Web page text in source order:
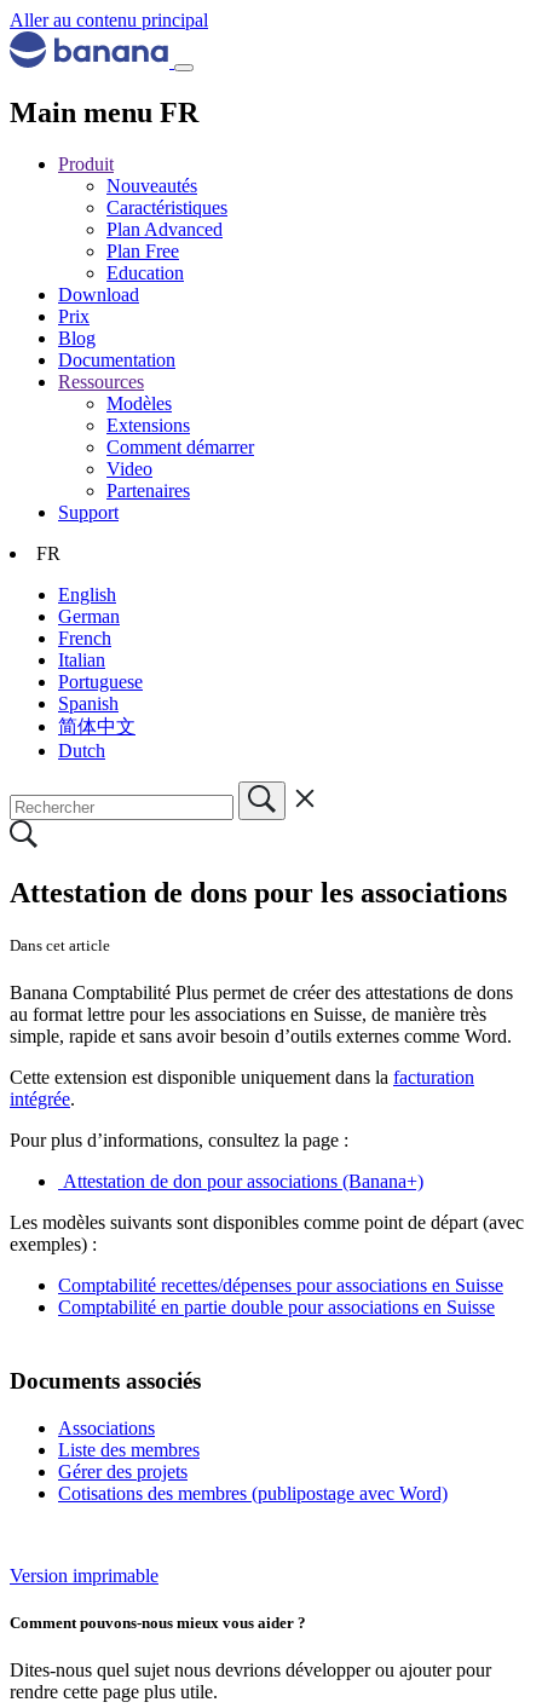
Aller au contenu principal
Main menu FR
Produit
Nouveautés
Caractéristiques
Plan Advanced
Plan Free
Education
Download
Prix
Blog
Documentation
Ressources
Modèles
Extensions
Comment démarrer
Video
Partenaires
Support
FR
English
German
French
Italian
Portuguese
Spanish
简体中文
Dutch
Attestation de dons pour les associations
Dans cet article
Banana Comptabilité Plus permet de créer des attestations de dons
au format lettre pour les associations en Suisse, de manière très
simple, rapide et sans avoir besoin d’outils externes comme Word.
Cette extension est disponible uniquement dans la facturation
intégrée.
Pour plus d’informations, consultez la page :
Attestation de don pour associations (Banana+)
Les modèles suivants sont disponibles comme point de départ (avec
exemples) :
Comptabilité recettes/dépenses pour associations en Suisse
Comptabilité en partie double pour associations en Suisse
Documents associés
Associations
Liste des membres
Gérer des projets
Cotisations des membres (publipostage avec Word)
Version imprimable
Comment pouvons-nous mieux vous aider ?
Dites-nous quel sujet nous devrions développer ou ajouter pour
rendre cette page plus utile.